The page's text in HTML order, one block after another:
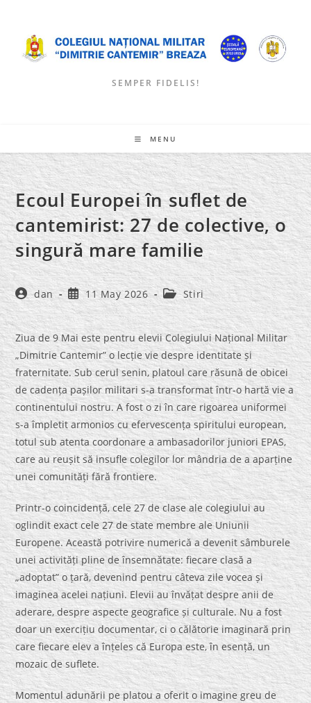
content
SEMPER FIDELIS!
MENU
Ecoul Europei în suflet de
cantemirist: 27 de colective, o
singură mare familie
Post
author:
dan
Post
published:
11 May 2026
Post
category:
Stiri
Ziua de 9 Mai este pentru elevii Colegiului Național Militar
„Dimitrie Cantemir” o lecție vie despre identitate și
fraternitate. Sub cerul senin, platoul care răsună de obicei
de cadența pașilor militari s-a transformat într-o hartă vie a
continentului nostru. A fost o zi în care rigoarea uniformei
s-a împletit armonios cu efervescența spiritului european,
totul sub atenta coordonare a ambasadorilor juniori EPAS,
care au reușit să insufle colegilor lor mândria de a aparține
unei comunități fără frontiere.
Printr-o coincidență, cele 27 de clase ale colegiului au
oglindit exact cele 27 de state membre ale Uniunii
Europene. Această potrivire numerică a devenit sâmburele
unei activități pline de însemnătate: fiecare clasă a
„adoptat” o țară, devenind pentru câteva zile vocea și
imaginea acelei națiuni. Elevii au învățat despre anii de
aderare, despre aspecte geografice și culturale. Nu a fost
doar un exercițiu documentar, ci o călătorie imaginară prin
care fiecare elev a înțeles că Europa este, în esență, un
mozaic de suflete.
Momentul adunării pe platou a oferit o imagine greu de